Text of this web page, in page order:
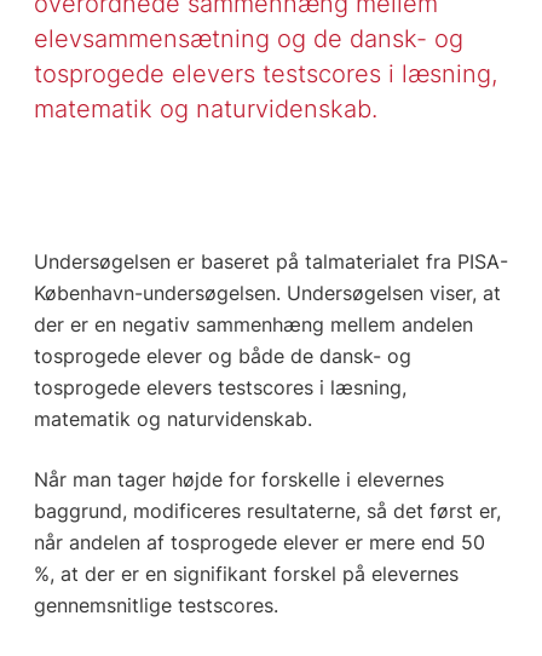
elevsammensætning og de dansk- og
tosprogede elevers testscores i læsning,
matematik og naturvidenskab.
Undersøgelsen er baseret på talmaterialet fra PISA-
København-undersøgelsen. Undersøgelsen viser, at
der er en negativ sammenhæng mellem andelen
tosprogede elever og både de dansk- og
tosprogede elevers testscores i læsning,
matematik og naturvidenskab.
Når man tager højde for forskelle i elevernes
baggrund, modificeres resultaterne, så det først er,
når andelen af tosprogede elever er mere end 50
%, at der er en signifikant forskel på elevernes
gennemsnitlige testscores.